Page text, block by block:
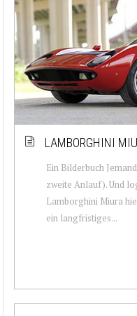
LAMBORGHINI
Ein Bilderbuch
zweite Anlauf). Und
Lamborghini Miura
ein langfristiges...